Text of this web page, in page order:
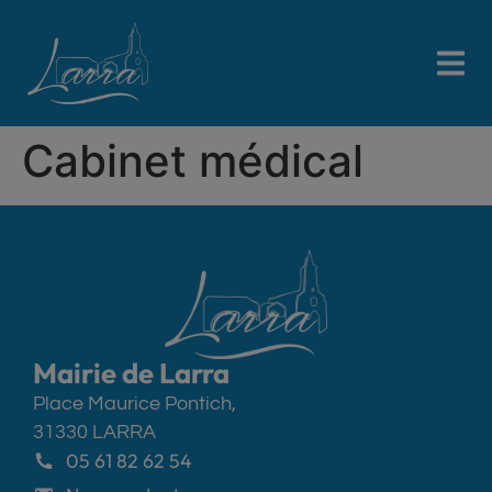
Cabinet médical
Mairie de Larra
Place Maurice Pontich,
31330 LARRA
05 61 82 62 54